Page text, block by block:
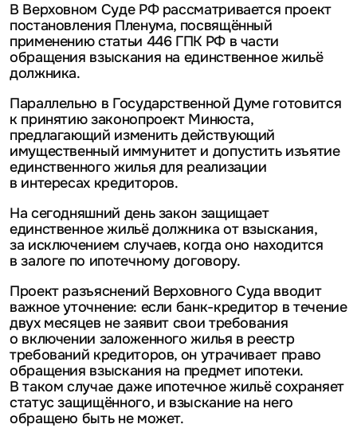
В Верховном Суде РФ рассматривается проект
постановления Пленума, посвящённый
применению статьи 446 ГПК РФ в части
обращения взыскания на единственное жильё
должника.
Параллельно в Государственной Думе готовится
к принятию законопроект Минюста,
предлагающий изменить действующий
имущественный иммунитет и допустить изъятие
единственного жилья для реализации
в интересах кредиторов.
На сегодняшний день закон защищает
единственное жильё должника от взыскания,
за исключением случаев, когда оно находится
в залоге по ипотечному договору.
Проект разъяснений Верховного Суда вводит
важное уточнение: если банк-кредитор в течение
двух месяцев не заявит свои требования
о включении заложенного жилья в реестр
требований кредиторов, он утрачивает право
обращения взыскания на предмет ипотеки.
В таком случае даже ипотечное жильё сохраняет
статус защищённого, и взыскание на него
обращено быть не может.